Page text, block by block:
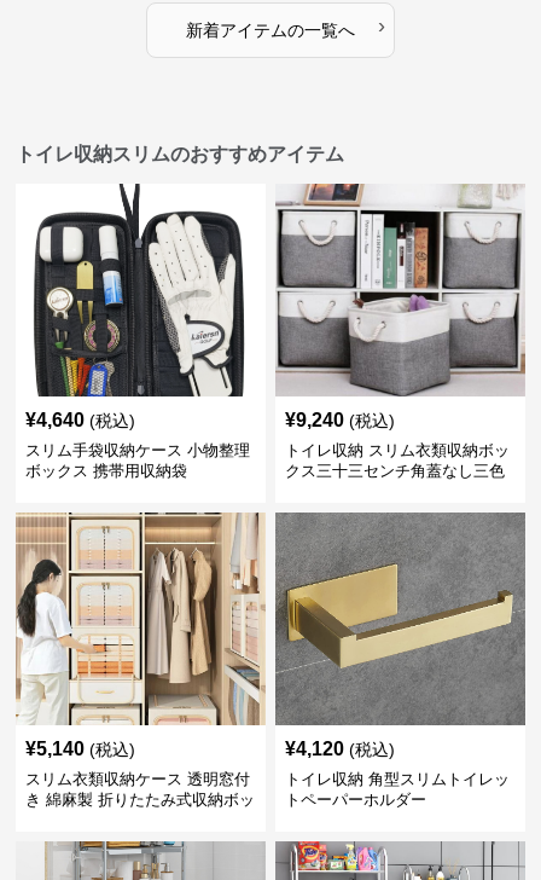
新着アイテムの一覧へ ›
トイレ収納スリムのおすすめアイテム
¥4,640 (税込)
スリム手袋収納ケース 小物整理
ボックス 携帯用収納袋
¥9,240 (税込)
トイレ収納 スリム衣類収納ボッ
クス三十三センチ角蓋なし三色
¥5,140 (税込)
スリム衣類収納ケース 透明窓付
き 綿麻製 折りたたみ式収納ボッ
¥4,120 (税込)
トイレ収納 角型スリムトイレッ
トペーパーホルダー